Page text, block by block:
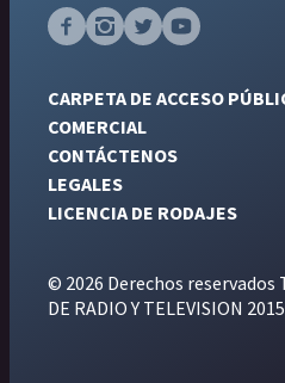
CARPETA DE ACCESO
COMERCIAL
CONTÁCTENOS
LEGALES
LICENCIA DE RODAJES
© 2026 Derechos reservados
DE RADIO Y TELEVISION 2015